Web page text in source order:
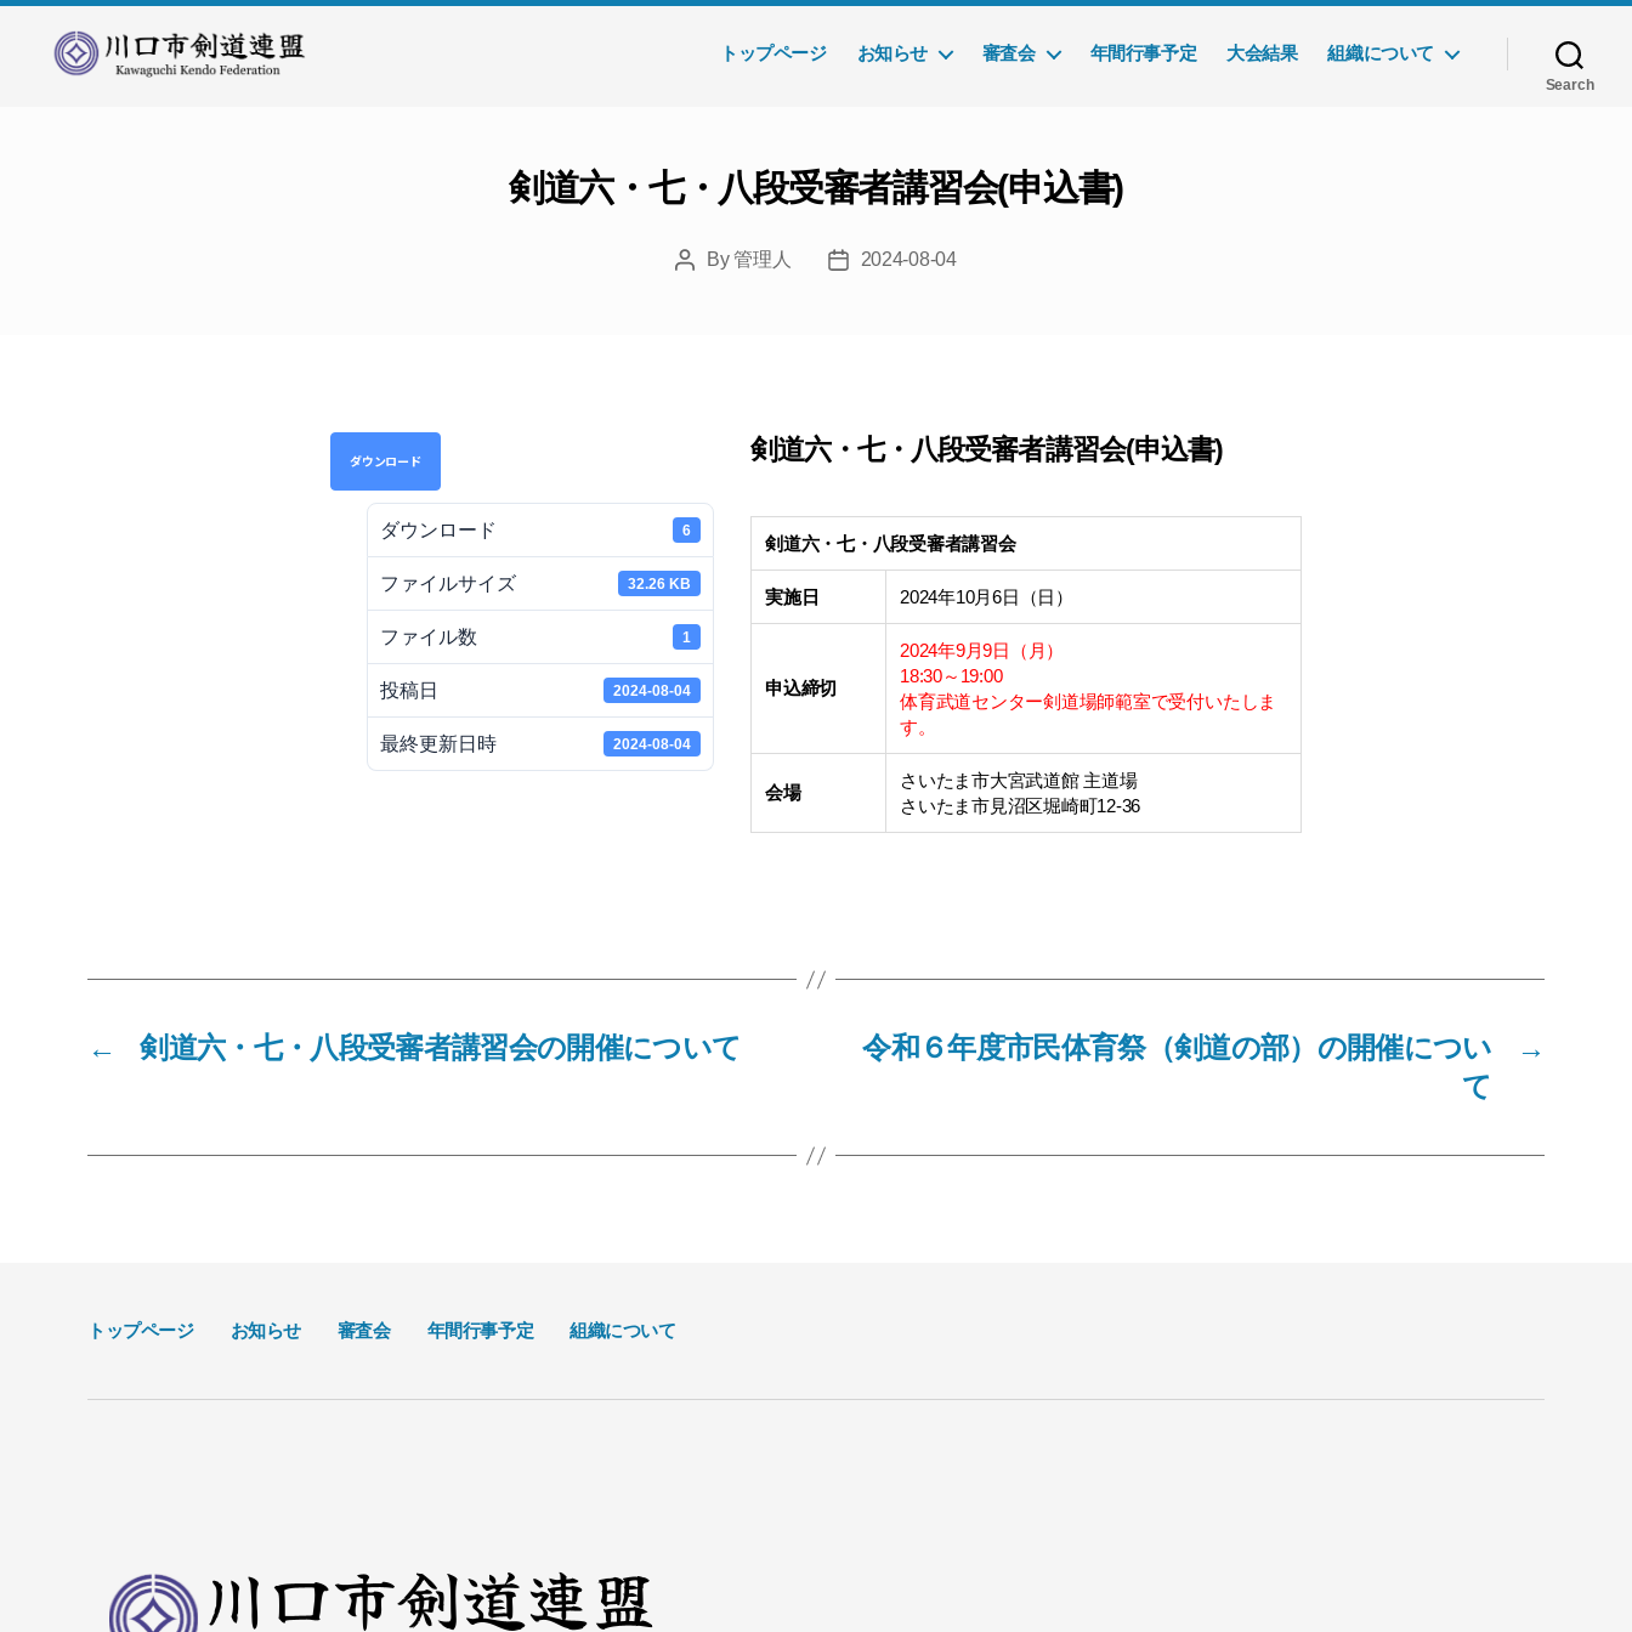
トップページ お知らせ 審査会 年間行事予定 大会結果 組織について
Search
剣道六・七・八段受審者講習会(申込書)
PostBy管理人
Post2024-08-04
ダウンロード
ダウンロード 6
ファイルサイズ 32.26 KB
ファイル数 1
投稿日 2024-08-04
最終更新日時 2024-08-04
剣道六・七・八段受審者講習会(申込書)
剣道六・七・八段受審者講習会
実施日 2024年10月6日（日）
申込締切
2024年9月9日（月）
18:30～19:00
体育武道センター剣道場師範室で受付いたしま
す。
会場
さいたま市大宮武道館 主道場
さいたま市見沼区堀崎町12-36
← 剣道六・七・八段受審者講習会の開催について →
令和６年度市民体育祭（剣道の部）の開催につい
て
トップページ お知らせ 審査会 年間行事予定 組織について